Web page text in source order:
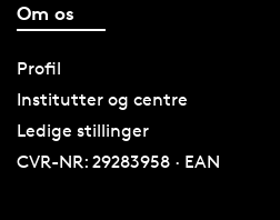
Om os
Profil
Institutter og centre
Ledige stillinger
CVR-NR: 29283958 · EAN